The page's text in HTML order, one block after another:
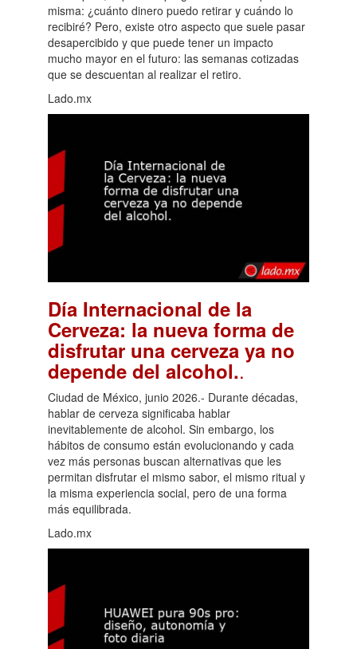
misma: ¿cuánto dinero puedo retirar y cuándo lo
recibiré? Pero, existe otro aspecto que suele pasar
desapercibido y que puede tener un impacto
mucho mayor en el futuro: las semanas cotizadas
que se descuentan al realizar el retiro.
Lado.mx
Día Internacional de la
Cerveza: la nueva forma de
disfrutar una cerveza ya no
depende del alcohol..
Ciudad de México, junio 2026.- Durante décadas,
hablar de cerveza significaba hablar
inevitablemente de alcohol. Sin embargo, los
hábitos de consumo están evolucionando y cada
vez más personas buscan alternativas que les
permitan disfrutar el mismo sabor, el mismo ritual y
la misma experiencia social, pero de una forma
más equilibrada.
Lado.mx